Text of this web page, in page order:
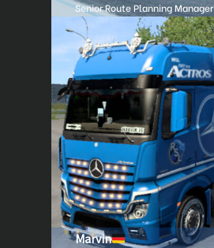
Senior Route Planning Manager
Marvin